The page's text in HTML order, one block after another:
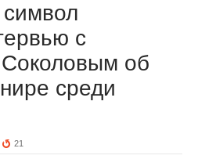
с
об
среди
21